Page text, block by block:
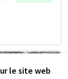
le site web